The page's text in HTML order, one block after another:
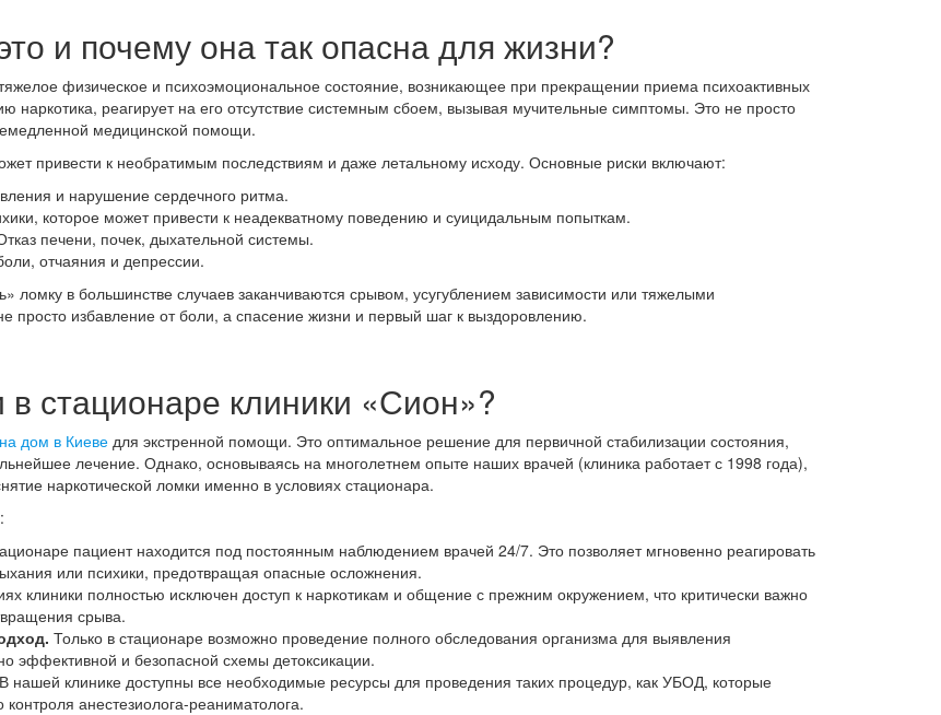
и почему она так опасна для жизни?
физическое и психоэмоциональное состояние, возникающее при прекращении приема психоактивных
наркотика, реагирует на его отсутствие системным сбоем, вызывая мучительные симптомы. Это не просто
медицинской помощи.
привести к необратимым последствиям и даже летальному исходу. Основные риски включают:
и нарушение сердечного ритма.
которое может привести к неадекватному поведению и суицидальным попыткам.
печени, почек, дыхательной системы.
отчаяния и депрессии.
ломку в большинстве случаев заканчиваются срывом, усугублением зависимости или тяжелыми
избавление от боли, а спасение жизни и первый шаг к выздоровлению.
стационаре клиники «Сион»?
дом в Киеве для экстренной помощи. Это оптимальное решение для первичной стабилизации состояния,
лечение. Однако, основываясь на многолетнем опыте наших врачей (клиника работает с 1998 года),
наркотической ломки именно в условиях стационара.
пациент находится под постоянным наблюдением врачей 24/7. Это позволяет мгновенно реагировать
или психики, предотвращая опасные осложнения.
клиники полностью исключен доступ к наркотикам и общение с прежним окружением, что критически важно
срыва.
Только в стационаре возможно проведение полного обследования организма для выявления
эффективной и безопасной схемы детоксикации.
В нашей клинике доступны все необходимые ресурсы для проведения таких процедур, как УБОД, которые
анестезиолога-реаниматолога.